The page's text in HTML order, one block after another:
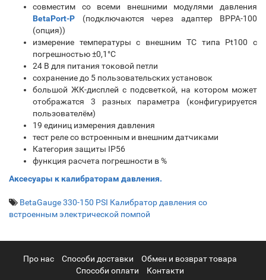
совместим со всеми внешними модулями давления
BetaPort-P (подключаются через адаптер ВРРА-100
(опция))
измерение температуры с внешним ТС типа Pt100 с
погрешностью ±0,1°С
24 В для питания токовой петли
сохранение до 5 пользовательских установок
большой ЖК-дисплей с подсветкой, на котором может
отображатся 3 разных параметра (конфигурируется
пользователём)
19 единиц измерения давления
тест реле со встроенным и внешним датчиками
Категория защиты IP56
функция расчета погрешности в %
Аксесуары к калибраторам давления.
BetaGauge 330-150 PSI Калибратор давления со
встроенным электрической помпой
Про нас Cпособи доставки
Обмен и возврат товара
Способи оплати
Контакти